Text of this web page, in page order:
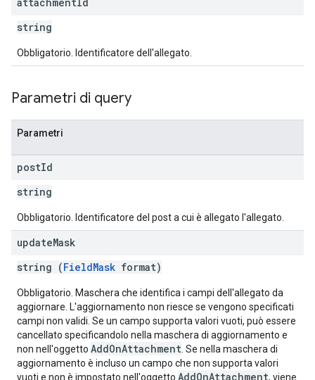
string
Obbligatorio. Identificatore dell'allegato.
Parametri di query
Parametri
postId
string
Obbligatorio. Identificatore del post a cui è allegato l'allegato.
updateMask
string (FieldMask format)
Obbligatorio. Maschera che identifica i campi dell'allegato da
aggiornare. L'aggiornamento non riesce se vengono specificati
campi non validi. Se un campo supporta valori vuoti, può essere
cancellato specificandolo nella maschera di aggiornamento e
non nell'oggetto AddOnAttachment . Se nella maschera di
aggiornamento è incluso un campo che non supporta valori
vuoti e non è impostato nell'oggetto AddOnAttachment, viene